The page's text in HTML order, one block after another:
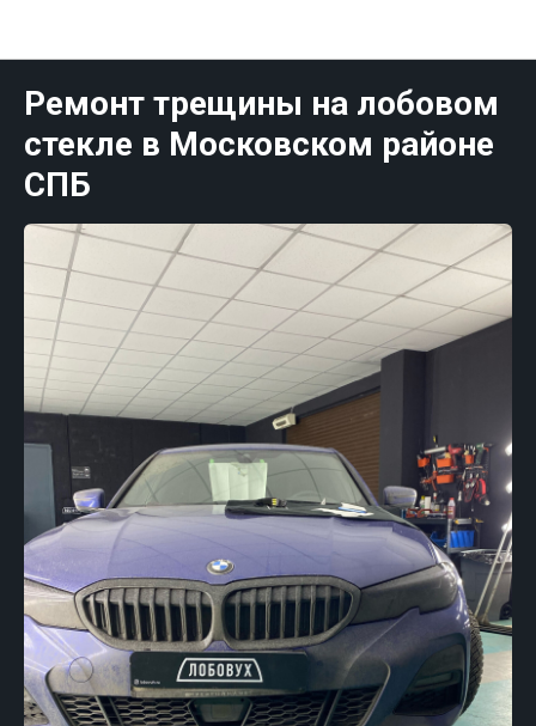
Ремонт трещины на лобовом
стекле в Московском районе
СПБ